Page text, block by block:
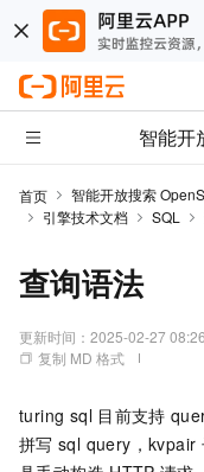
智能开
首页 智能开放搜索
引擎技术文档
SQL
查询语法
更新时间： 2025-02-27
复制 MD 格式
turing sql 目前支持
拼写 sql query，kvpair